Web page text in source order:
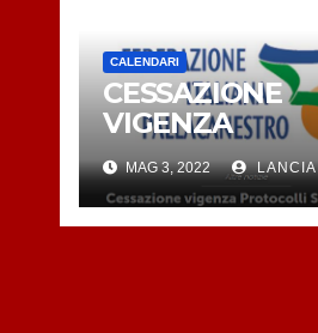
CALENDARI
CESSAZIONE
VIGENZA
PROTOCOLLI
SANITARI FIP
MAG 3, 2022 LANCIA